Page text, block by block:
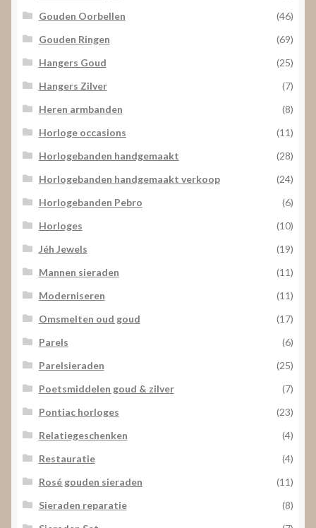
Gouden Oorbellen
(46)
Gouden Ringen
(69)
Hangers Goud
(25)
Hangers Zilver
(7)
Heren armbanden
(8)
Horloge occasions
(11)
Horlogebanden handgemaakt
(28)
Horlogebanden handgemaakt verkoop
(24)
Horlogebanden Pebro
(6)
Horloges
(10)
Jéh Jewels
(19)
Mannen sieraden
(11)
Moderniseren
(11)
Omsmelten oud goud
(17)
Parels
(6)
Parelsieraden
(25)
Poetsmiddelen goud & zilver
(7)
Pontiac horloges
(23)
Relatiegeschenken
(4)
Restauratie
(4)
Rosé gouden sieraden
(11)
Sieraden reparatie
(8)